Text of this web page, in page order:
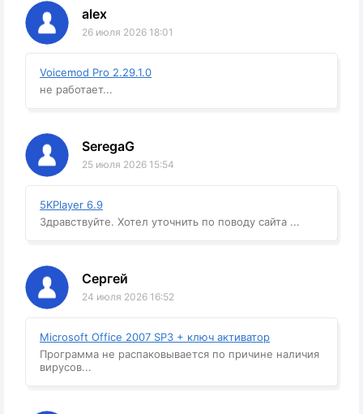
alex
26 июля 2026 18:01
Voicemod Pro 2.29.1.0
не работает...
SeregaG
25 июля 2026 15:54
5KPlayer 6.9
Здравствуйте. Хотел уточнить по поводу сайта ...
Сергей
24 июля 2026 16:52
Microsoft Office 2007 SP3 + ключ активатор
Программа не распаковывается по причине наличия
вирусов...